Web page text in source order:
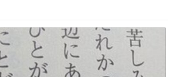
だろお前よぉ)」が面白すぎる。